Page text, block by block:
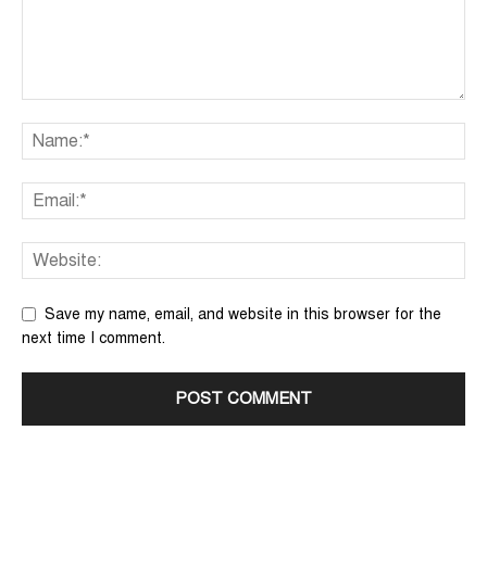
Save my name, email, and website in this browser for the
next time I comment.